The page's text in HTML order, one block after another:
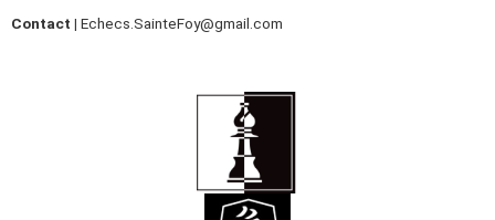
Contact | Echecs.SainteFoy@gmail.com